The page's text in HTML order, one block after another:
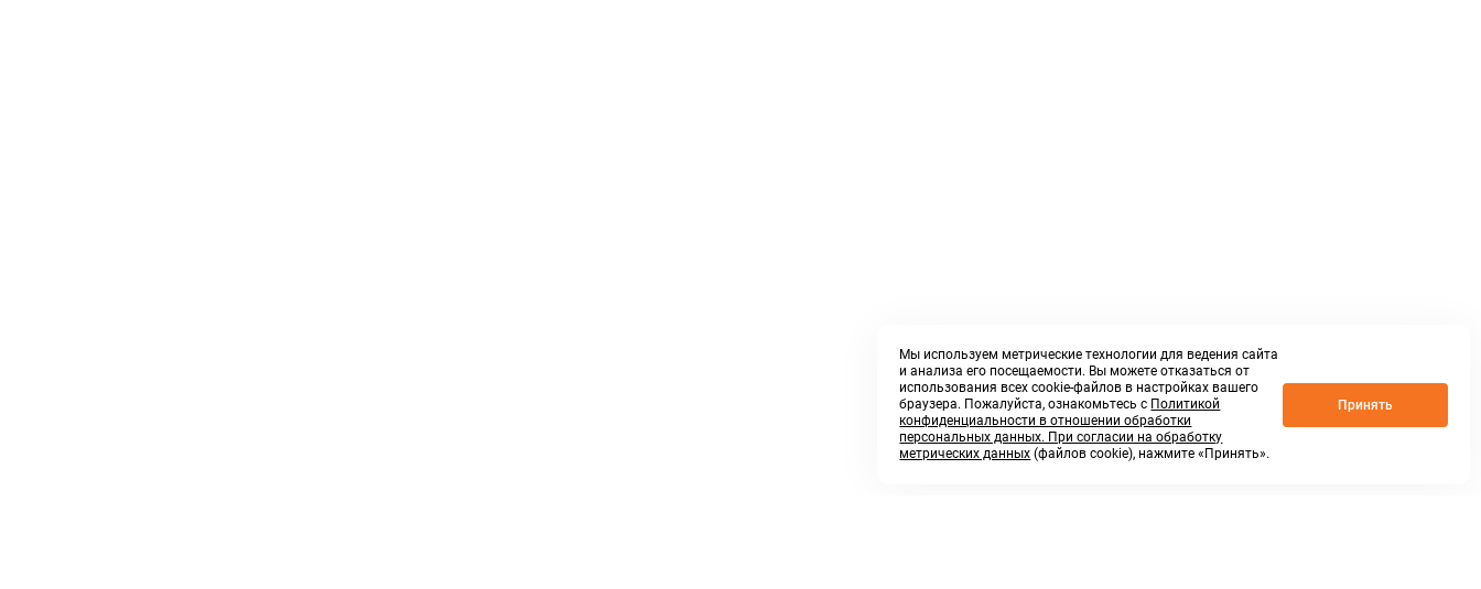
Мы используем метрические технологии для ведения сайта
и анализа его посещаемости. Вы можете отказаться от
использования всех cookie-файлов в настройках вашего
браузера. Пожалуйста, ознакомьтесь с Политикой
конфиденциальности в отношении обработки
персональных данных. При согласии на обработку
метрических данных (файлов cookie), нажмите «Принять».
Принять